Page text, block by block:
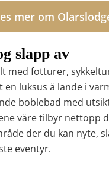
mer om
slapp av
med fotturer,
luksus å lande i
boblebad med
våre tilbyr nettopp
der du kan nyte,
eventyr.